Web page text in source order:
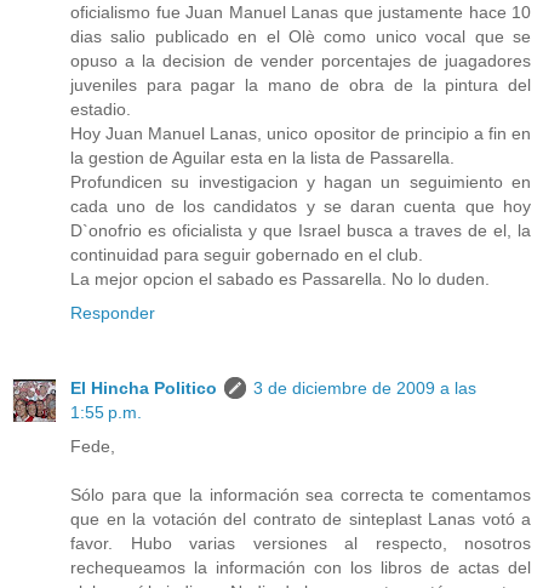
oficialismo fue Juan Manuel Lanas que justamente hace 10
dias salio publicado en el Olè como unico vocal que se
opuso a la decision de vender porcentajes de juagadores
juveniles para pagar la mano de obra de la pintura del
estadio.
Hoy Juan Manuel Lanas, unico opositor de principio a fin en
la gestion de Aguilar esta en la lista de Passarella.
Profundicen su investigacion y hagan un seguimiento en
cada uno de los candidatos y se daran cuenta que hoy
D`onofrio es oficialista y que Israel busca a traves de el, la
continuidad para seguir gobernado en el club.
La mejor opcion el sabado es Passarella. No lo duden.
Responder
El Hincha Politico
3 de diciembre de 2009 a las
1:55 p.m.
Fede,
Sólo para que la información sea correcta te comentamos
que en la votación del contrato de sinteplast Lanas votó a
favor. Hubo varias versiones al respecto, nosotros
rechequeamos la información con los libros de actas del